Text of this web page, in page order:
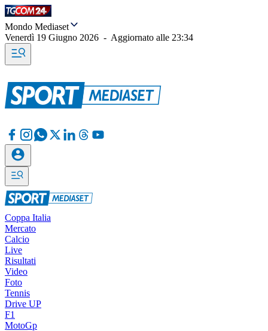
Mondo Mediaset
Venerdì 19 Giugno 2026 - Aggiornato alle 23:34
Coppa Italia
Mercato
Calcio
Live
Risultati
Video
Foto
Tennis
Drive UP
F1
MotoGp